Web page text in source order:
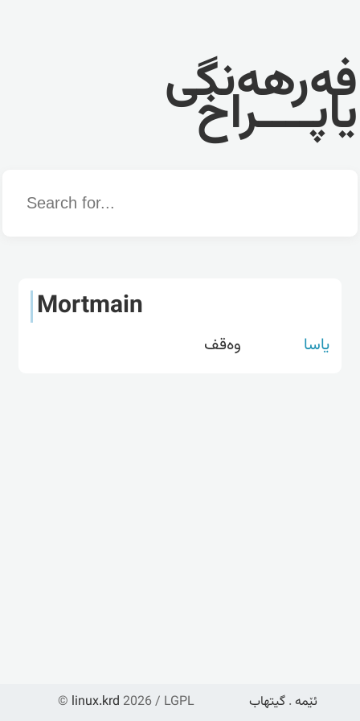
فەرهەنگی
یاپــــراخ
Word
Mortmain
یاسا وەقف
© linux.krd 2026 / LGPL ئێمە . گیتهاب